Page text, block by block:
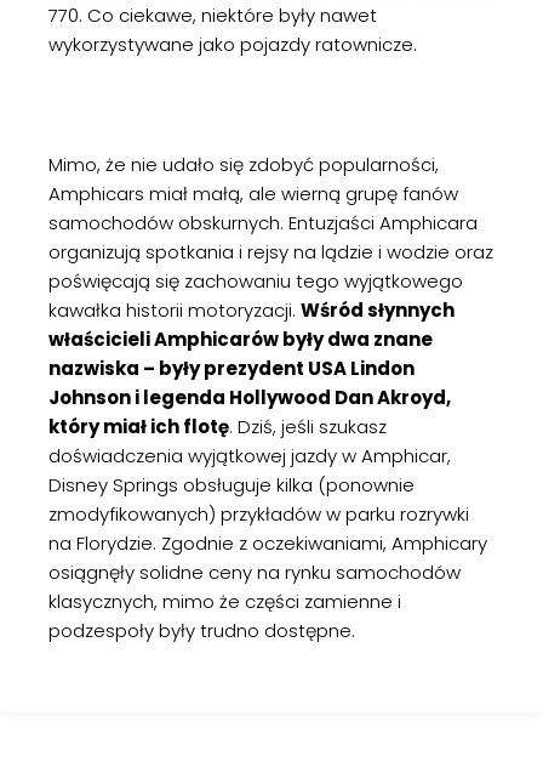
770. Co ciekawe, niektóre były nawet
wykorzystywane jako pojazdy ratownicze.
Mimo, że nie udało się zdobyć popularności,
Amphicars miał małą, ale wierną grupę fanów
samochodów obskurnych. Entuzjaści Amphicara
organizują spotkania i rejsy na lądzie i wodzie oraz
poświęcają się zachowaniu tego wyjątkowego
kawałka historii motoryzacji. Wśród słynnych
właścicieli Amphicarów były dwa znane
nazwiska – były prezydent USA Lindon
Johnson i legenda Hollywood Dan Akroyd,
który miał ich flotę. Dziś, jeśli szukasz
doświadczenia wyjątkowej jazdy w Amphicar,
Disney Springs obsługuje kilka (ponownie
zmodyfikowanych) przykładów w parku rozrywki
na Florydzie. Zgodnie z oczekiwaniami, Amphicary
osiągnęły solidne ceny na rynku samochodów
klasycznych, mimo że części zamienne i
podzespoły były trudno dostępne.